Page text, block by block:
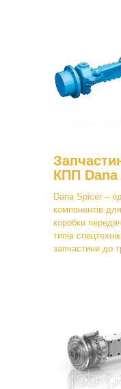
КПП
Dana Spicer –
компонентів
коробки
типів
запчастини до